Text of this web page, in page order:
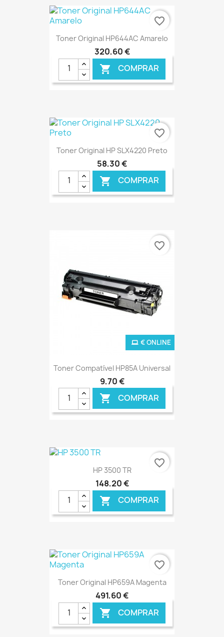
Toner Original HP644AC Amarelo
320,60 €
 COMPRAR
€ ONLINE
favorite_border
Toner Original HP SLX4220 Preto
58,30 €
 COMPRAR
favorite_border
Toner Compatível HP85A Universal
9,70 €
 COMPRAR
€ ONLINE
favorite_border
HP 3500 TR
148,20 €
 COMPRAR
€ ONLINE
favorite_border
Toner Original HP659A Magenta
491,60 €
 COMPRAR
favorite_border